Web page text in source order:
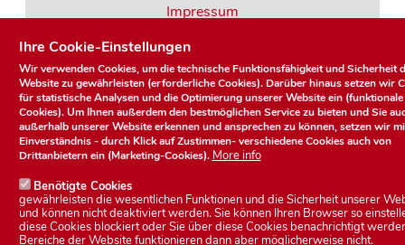
Impressum
Kontakt
© 2026 Stadt Heldburg.
Ihre Cookie-Einstellungen
Wir verwenden Cookies, um die technische Funktionsfähigkeit und Sicherheit
Website zu gewährleisten (erforderliche Cookies). Darüber hinaus setzen wir
für statistische Analysen und die Optimierung unserer Website ein (funktionale
Cookies). Um Ihnen außerdem den bestmöglichen Service zu bieten und Sie
außerhalb unserer Website erkennen und ansprechen zu können, setzen wir
Einverständnis - durch Klick aufZustimmen- verschiedene Cookies auch von
Drittanbietern ein (Marketing-Cookies). More info
Benötigte Cookies
gewährleisten die wesentlichen Funktionen und die Sicherheit unserer
und können nicht deaktiviert werden. Sie können Ihren Browser so
diese Cookies blockiert oder Sie über diese Cookies benachrichtigt
Bereiche der Website funktionieren dann aber möglicherweise nicht.